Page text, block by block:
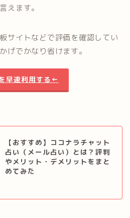
えます。
サイトなどで評価を確認してい
げでかなり省けます。
早速利用する←
【おすすめ】ココナラチャット
占い（メール占い）とは？評判
やメリット・デメリットをまと
めてみた